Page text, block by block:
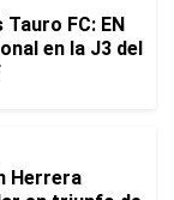
FC: EN
en la J3 del
Herrera